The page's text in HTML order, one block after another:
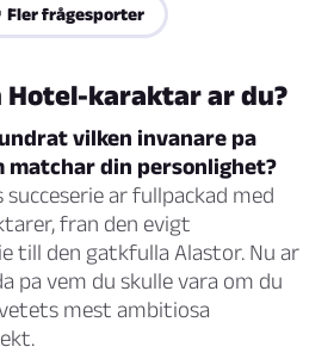
Fler frågesporter
Hotel-karaktar ar du?
vilken invanare pa
matchar din personlighet?
succeserie ar fullpackad med
fran den evigt
till den gatkfulla Alastor. Nu ar
pa vem du skulle vara om du
mest ambitiosa